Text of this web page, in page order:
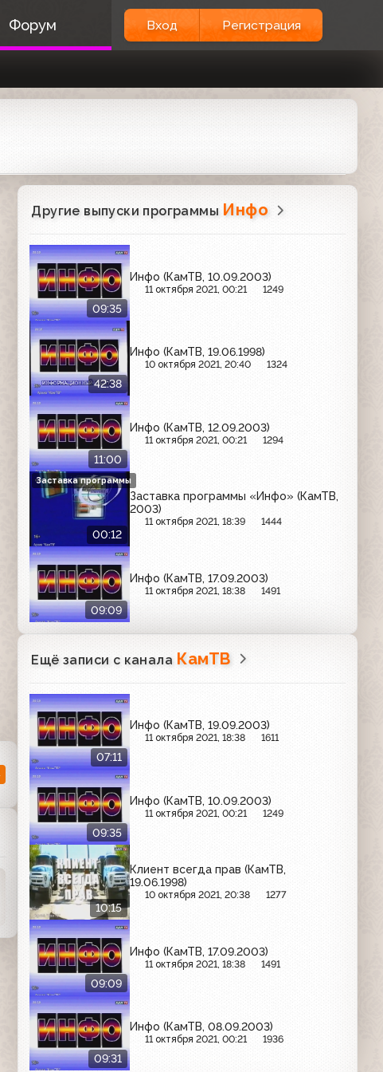
Форум Вход Регистрация
Другие выпуски программы Инфо
09:35
Инфо (КамТВ, 10.09.2003)
11 октября 2021, 00:21 1249
42:38
Инфо (КамТВ, 19.06.1998)
10 октября 2021, 20:40 1324
11:00
Инфо (КамТВ, 12.09.2003)
11 октября 2021, 00:21 1294
00:12
Заставка программы «Инфо» (КамТВ,
2003)
11 октября 2021, 18:39 1444
Заставка программы
09:09
Инфо (КамТВ, 17.09.2003)
11 октября 2021, 18:38 1491
Ещё записи с канала КамТВ
07:11
Инфо (КамТВ, 19.09.2003)
11 октября 2021, 18:38 1611
09:35
Инфо (КамТВ, 10.09.2003)
11 октября 2021, 00:21 1249
10:15
Клиент всегда прав (КамТВ,
19.06.1998)
10 октября 2021, 20:38 1277
09:09
Инфо (КамТВ, 17.09.2003)
11 октября 2021, 18:38 1491
09:31
Инфо (КамТВ, 08.09.2003)
11 октября 2021, 00:21 1936